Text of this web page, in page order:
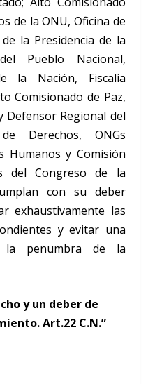
de la ONU, Oficina de
la Presidencia de la
Pueblo Nacional,
la Nación, Fiscalía
Comisionado de Paz,
Defensor Regional del
Derechos, ONGs
Humanos y Comisión
del Congreso de la
con su deber
exhaustivamente las
y evitar una
penumbra de la
y un deber de
Art.22 C.N.”